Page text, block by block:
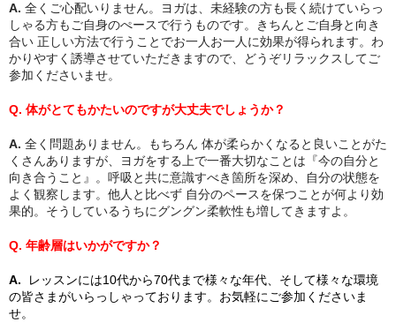
A. 全くご心配いりません。
ヨガは、未経験の方も長く続けていらっ
しゃる方もご自身のぺースで行うものです。きちんとご自身と向き
合い 正しい方法で行うことでお一人お一人に効果が得られます。わ
かりやすく誘導させていただきますので、どうぞリラックスしてご
参加くださいませ。
Q. 体がとてもかたいのですが大丈夫でしょうか？
A. 全く問題ありません。もちろん 体が柔らかくなると良いことがた
くさんありますが、ヨガをする上で一番大切なことは『今の自分と
向き合うこと』。呼吸と共に意識すべき箇所を深め、自分の状態を
よく観察します。他人と比べず 自分のペースを保つことが何より効
果的。そうしているうちにグングン柔軟性も増してきますよ。
Q. 年齢層はいかがですか？
A. レッスンには10代から70代まで様々な年代、そして様々な環境
の皆さまがいらっしゃっております。お気軽にご参加くださいま
せ。